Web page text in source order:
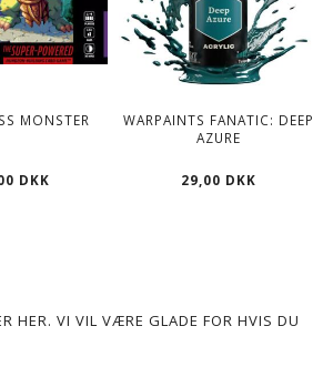
MONSTER
DKK
WARPAINTS FANATIC: DEEP
AZURE
29,00 DKK
HER. VI VIL VÆRE GLADE FOR HVIS DU